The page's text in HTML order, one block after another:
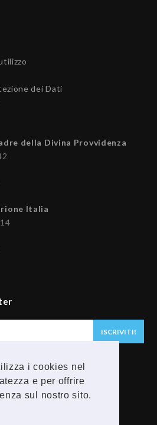
i cookies nel
e per offrire
sul nostro sito.
dei Dati
della Divina Provvidenza
Italia
email
ISCRIVITI!